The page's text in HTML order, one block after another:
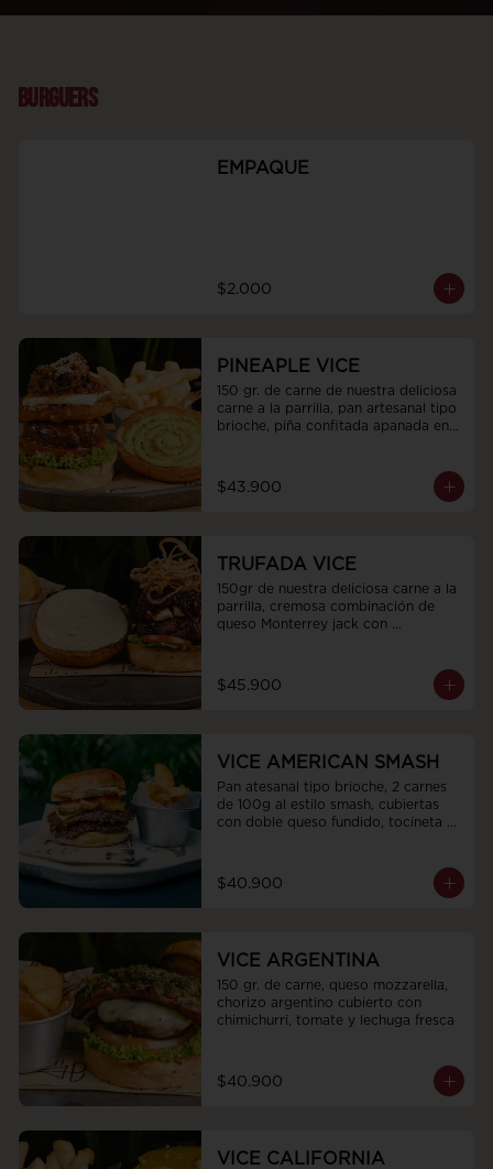
BURGUERS
EMPAQUE
$2.000
PINEAPLE VICE
150 gr. de carne de nuestra deliciosa
carne a la parrilla, pan artesanal tipo
brioche, piña confitada apanada en
y tocineta humada, acompañadas de
lechugas frescas y tomate terminada
$43.900
TRUFADA VICE
150gr de nuestra deliciosa carne a la
parrilla, cremosa combinación de
queso Monterrey jack con
toque dulce, tocineta ahumada en
trozos, pan artesanal tipo bríoche,
cebollas crocantes
$45.900
VICE AMERICAN SMASH
Pan atesanal tipo brioche, 2 carnes
de 100g al estilo smash, cubiertas
con doble queso fundido, tocineta
salsa Stiker.
$40.900
VICE ARGENTINA
150 gr. de carne, queso mozzarella,
chorizo argentino cubierto con
chimichurri, tomate y lechuga fresca
$40.900
VICE CALIFORNIA